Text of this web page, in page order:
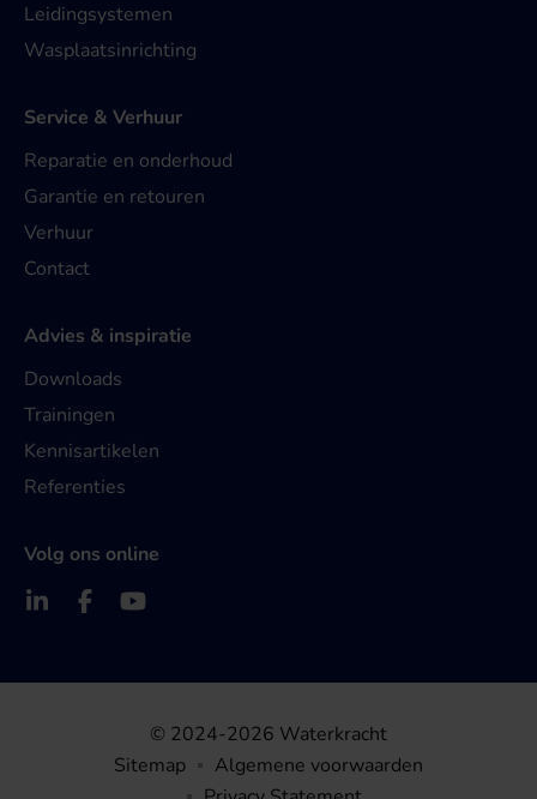
Leidingsystemen
Wasplaatsinrichting
Service & Verhuur
Reparatie en onderhoud
Garantie en retouren
Verhuur
Contact
Advies & inspiratie
Downloads
Trainingen
Kennisartikelen
Referenties
Volg ons online
© 2024-2026 Waterkracht
Sitemap
Algemene voorwaarden